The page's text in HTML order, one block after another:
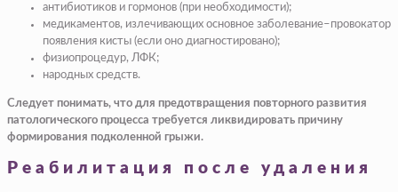
антибиотиков и гормонов (при необходимости);
медикаментов, излечивающих основное заболевание–провокатор
появления кисты (если оно диагностировано);
физиопроцедур, ЛФК;
народных средств.
Следует понимать, что для предотвращения повторного развития
патологического процесса требуется ликвидировать причину
формирования подколенной грыжи.
Реабилитация после удаления